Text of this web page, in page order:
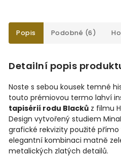
Popis Podobné (6)
Detailní popis
Noste s sebou kousek temné
touto prémiovou termo lahví
tapisérií rodu Blacků z filmu
Design vytvořený studiem
grafické rekvizity použité
elegantní kombinaci matně
metalických zlatých detailů.